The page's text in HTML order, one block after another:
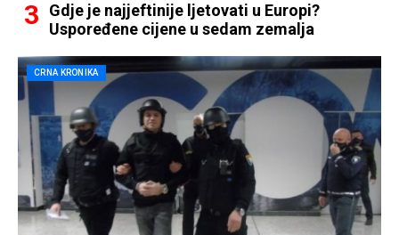
Gdje je najjeftinije ljetovati u Europi?
Uspoređene cijene u sedam zemalja
CRNA KRONIKA